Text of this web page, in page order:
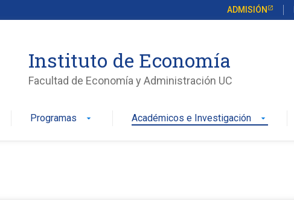
ADMISIÓN
Instituto de Economía
Facultad de Economía y Administración UC
Programas arrow_drop_down Académicos e Investigación arrow_drop_down